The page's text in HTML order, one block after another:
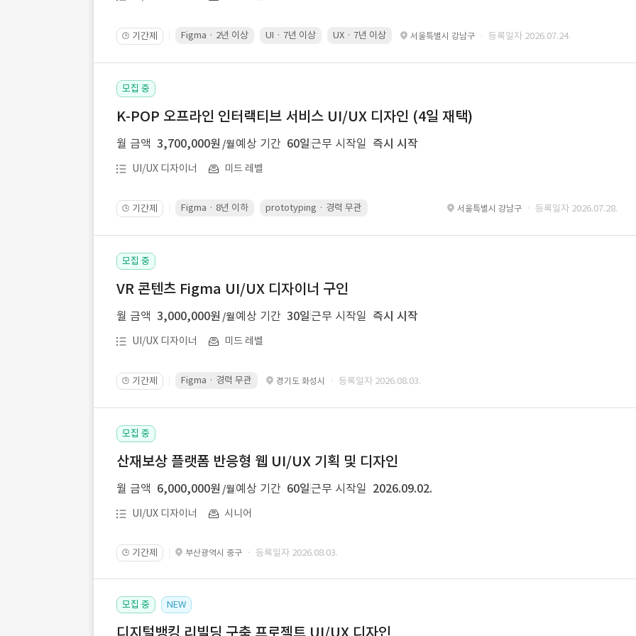
🕒 기간제 Figma · 2년 이상 UI · 7년 이상 UX · 7년 이상 서울특별시 강남구 · 등록일자 2026.07.24.
모집 중
K-POP 오프라인 인터랙티브 서비스 UI/UX 디자인 (4일 재택)
월 금액 3,700,000원 /월예상 기간 60일 근무 시작일 즉시 시작
UI/UX 디자이너 미드 레벨
🕒 기간제 Figma · 8년 이하 prototyping · 경력 무관 led 화면 대응 · 경력 무관 Motiongraphic · 경력 무관
서울특별시 강남구 · 등록일자 2026.07.28.
모집 중
VR 콘텐츠 Figma UI/UX 디자이너 구인
월 금액 3,000,000원 /월예상 기간 30일 근무 시작일 즉시 시작
UI/UX 디자이너 미드 레벨
🕒 기간제 Figma · 경력 무관 경기도 화성시 · 등록일자 2026.08.03.
모집 중
산재보상 플랫폼 반응형 웹 UI/UX 기획 및 디자인
월 금액 6,000,000원 /월예상 기간 60일 근무 시작일 2026.09.02.
UI/UX 디자이너 시니어
🕒 기간제 부산광역시 중구 · 등록일자 2026.08.03.
모집 중 NEW